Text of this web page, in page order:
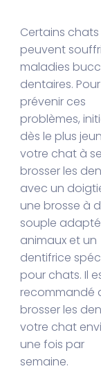
Certains chats
peuvent
maladies
dentaires. Pour
prévenir ces
problèmes,
dès le plus
votre chat à
brosser les
avec un
une brosse à
souple
animaux et un
dentifrice
pour chats. Il
recommandé
brosser les
votre chat
une fois par
semaine.